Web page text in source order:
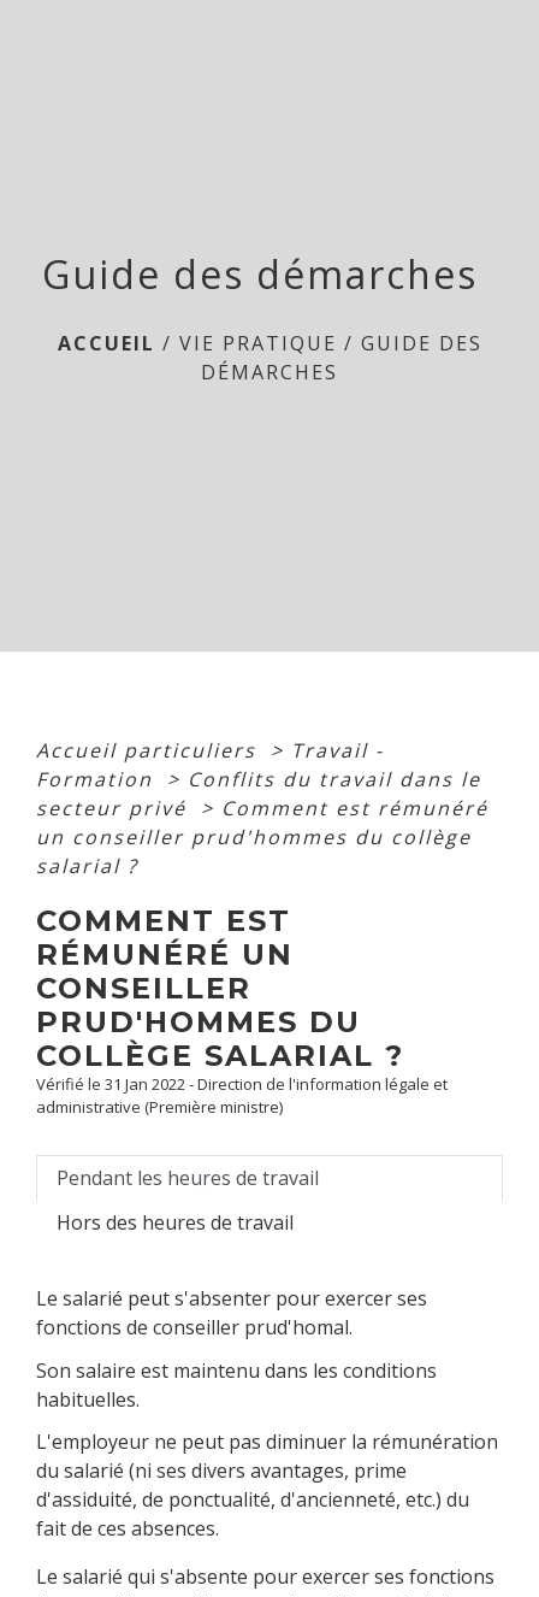
Guide des démarches
ACCUEIL / VIE PRATIQUE / GUIDE DES
DÉMARCHES
Accueil particuliers > Travail -
Formation
> Conflits du travail dans le
secteur privé
> Comment est rémunéré
un conseiller prud'hommes du collège
salarial ?
COMMENT EST
RÉMUNÉRÉ UN
CONSEILLER
PRUD'HOMMES DU
COLLÈGE SALARIAL ?
Vérifié le 31 Jan 2022 - Direction de l'information légale et
administrative (Première ministre)
Pendant les heures de travail
Hors des heures de travail
Le salarié peut s'absenter pour exercer ses
fonctions de conseiller prud'homal.
Son salaire est maintenu dans les conditions
habituelles.
L'employeur ne peut pas diminuer la rémunération
du salarié (ni ses divers avantages, prime
d'assiduité, de ponctualité, d'ancienneté, etc.) du
fait de ces absences.
Le salarié qui s'absente pour exercer ses fonctions